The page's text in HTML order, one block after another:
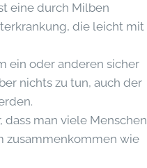
eine durch Milben
die leicht mit
ein oder anderen sicher
nichts zu tun, auch der
man viele Menschen
zusammenkommen wie